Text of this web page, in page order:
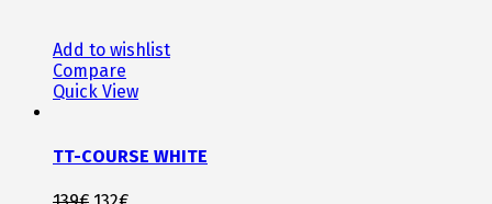
Add to wishlist
Compare
Quick View
TT-COURSE WHITE
Original
Η